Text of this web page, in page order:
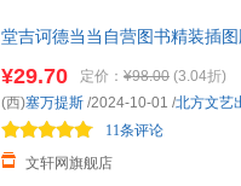
堂吉诃德当当自营图书精装插
就近发货，85%城市次日达，
¥29.70 定价： ¥98.00 (3.04折)
文轩网旗舰店
11条评论
(西)塞万提斯 /2024-10-01 /北方文艺